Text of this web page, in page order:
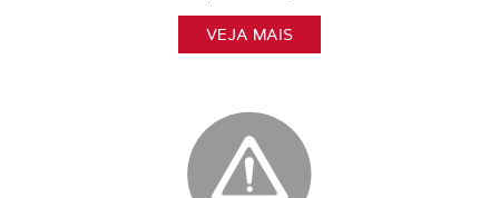
VEJA MAIS